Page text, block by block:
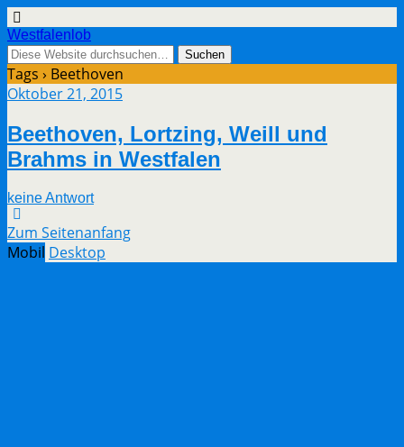
Westfalenlob
Tags › Beethoven
Oktober 21, 2015
Beethoven, Lortzing, Weill und
Brahms in Westfalen
keine Antwort
Zum Seitenanfang
Mobil Desktop